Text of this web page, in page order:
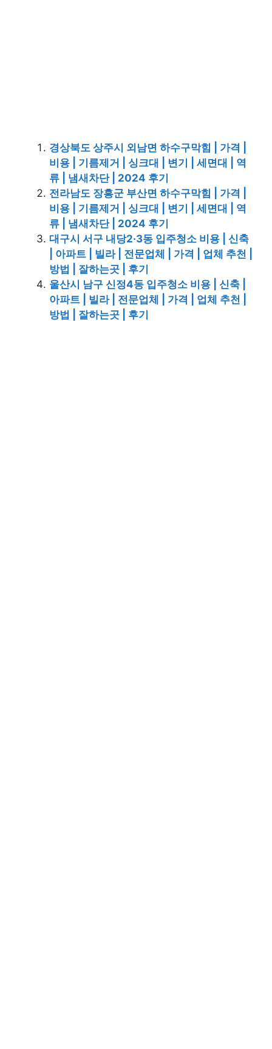
경상북도 상주시 외남면 하수구막힘 | 가격 |
비용 | 기름제거 | 싱크대 | 변기 | 세면대 | 역
류 | 냄새차단 | 2024 후기
전라남도 장흥군 부산면 하수구막힘 | 가격 |
비용 | 기름제거 | 싱크대 | 변기 | 세면대 | 역
류 | 냄새차단 | 2024 후기
대구시 서구 내당2·3동 입주청소 비용 | 신축
| 아파트 | 빌라 | 전문업체 | 가격 | 업체 추천 |
방법 | 잘하는곳 | 후기
울산시 남구 신정4동 입주청소 비용 | 신축 |
아파트 | 빌라 | 전문업체 | 가격 | 업체 추천 |
방법 | 잘하는곳 | 후기